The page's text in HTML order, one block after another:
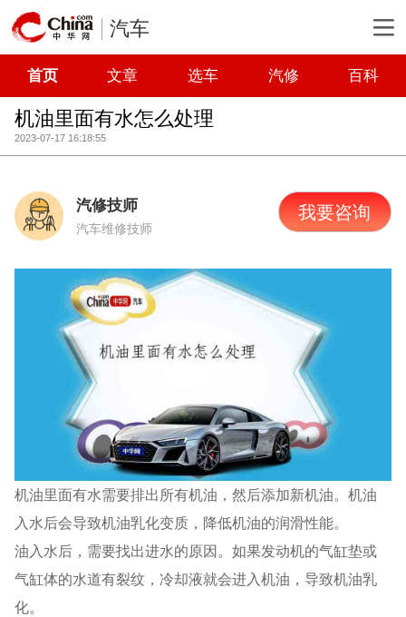
汽车
首页 文章 选车 汽修 百科
机油里面有水怎么处理
2023-07-17 16:18:55
汽修技师
汽车维修技师
我要咨询
机油里面有水需要排出所有机油，然后添加新机油。机油
入水后会导致机油乳化变质，降低机油的润滑性能。
油入水后，需要找出进水的原因。如果发动机的气缸垫或
气缸体的水道有裂纹，冷却液就会进入机油，导致机油乳
化。